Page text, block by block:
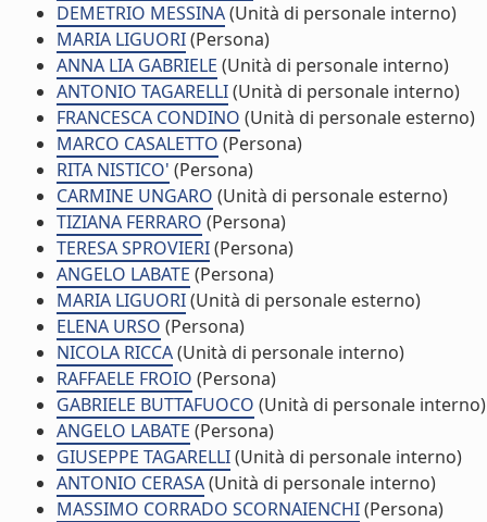
DEMETRIO MESSINA(Unità di personale interno)
MARIA LIGUORI(Persona)
ANNA LIA GABRIELE (Unità di personale interno)
ANTONIO TAGARELLI(Unità di personale interno)
FRANCESCA CONDINO (Unità di personale esterno)
MARCO CASALETTO (Persona)
RITA NISTICO' (Persona)
CARMINE UNGARO (Unità di personale esterno)
TIZIANA FERRARO (Persona)
TERESA SPROVIERI(Persona)
ANGELO LABATE (Persona)
MARIA LIGUORI(Unità di personale esterno)
ELENA URSO (Persona)
NICOLA RICCA(Unità di personale interno)
RAFFAELE FROIO (Persona)
GABRIELE BUTTAFUOCO (Unità di personale interno)
ANGELO LABATE (Persona)
GIUSEPPE TAGARELLI(Unità di personale interno)
ANTONIO CERASA(Unità di personale interno)
MASSIMO CORRADO SCORNAIENCHI(Persona)